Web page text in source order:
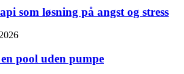
som løsning på angst og stress
pool uden pumpe